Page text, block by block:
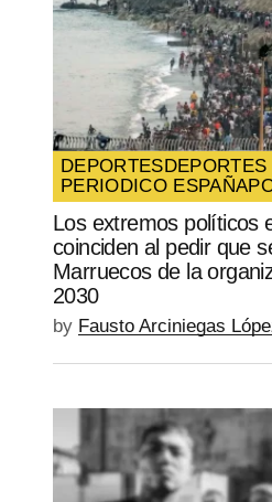
DEPORTESDEPORTES
PERIODICO ESPAÑA
Los extremos políticos
coinciden al pedir que
Marruecos de la
2030
by Fausto Arciniegas